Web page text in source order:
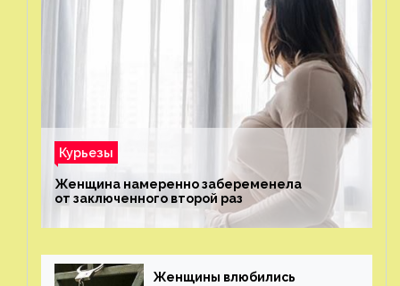
Курьезы
Женщина намеренно забеременела
от заключенного второй раз
Женщины влюбились